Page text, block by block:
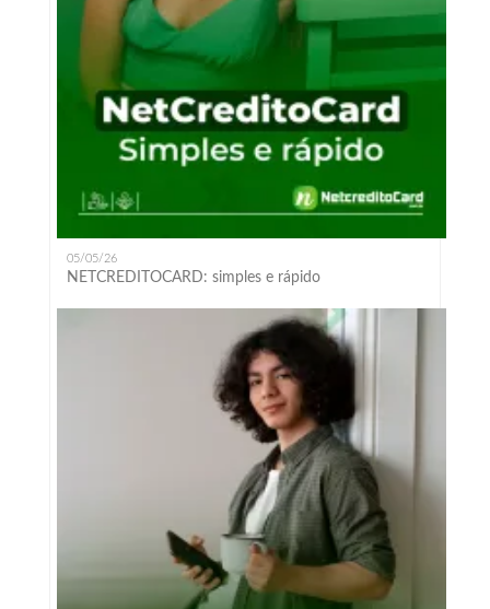
05/05/26
NETCREDITOCARD: simples e rápido